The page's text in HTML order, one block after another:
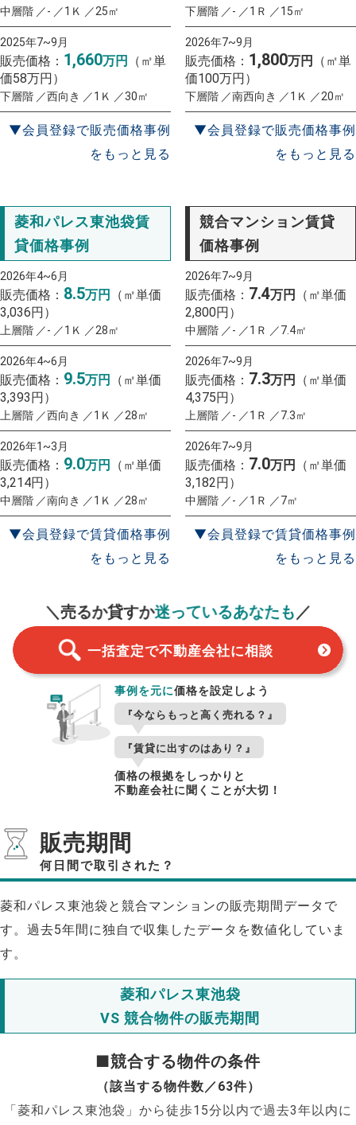
中層階 ／- ／1Ｋ ／25㎡
2025年7~9月
販売価格： 1,660万円
（㎡単
価58万円）
下層階 ／西向き ／1Ｋ ／30㎡
▼会員登録で販売価格事例
をもっと見る
下層階 ／- ／1Ｒ ／15㎡
2026年7~9月
販売価格： 1,800万円
（㎡単
価100万円）
下層階 ／南西向き ／1Ｋ ／20㎡
▼会員登録で販売価格事例
をもっと見る
菱和パレス東池袋賃
貸価格事例
2026年4~6月
販売価格： 8.5万円
（㎡単価
3,036円）
上層階 ／- ／1Ｋ ／28㎡
2026年4~6月
販売価格： 9.5万円
（㎡単価
3,393円）
上層階 ／西向き ／1Ｋ ／28㎡
2026年1~3月
販売価格： 9.0万円
（㎡単価
3,214円）
中層階 ／南向き ／1Ｋ ／28㎡
▼会員登録で賃貸価格事例
をもっと見る
競合マンション賃貸
価格事例
2026年7~9月
販売価格： 7.4万円
（㎡単価
2,800円）
中層階 ／- ／1Ｒ ／7.4㎡
2026年7~9月
販売価格： 7.3万円
（㎡単価
4,375円）
上層階 ／- ／1Ｒ ／7.3㎡
2026年7~9月
販売価格： 7.0万円
（㎡単価
3,182円）
中層階 ／- ／1Ｒ ／7㎡
▼会員登録で賃貸価格事例
をもっと見る
＼売るか貸すか迷っているあなたも／
一括査定で不動産会社に相談
事例を元に価格を設定しよう
『今ならもっと高く売れる？』
『賃貸に出すのはあり？』
価格の根拠をしっかりと
不動産会社に聞くことが大切！
販売期間
何日間で取引された？
菱和パレス東池袋と競合マンションの販売期間データで
す。過去5年間に独自で収集したデータを数値化していま
す。
菱和パレス東池袋
VS 競合物件の販売期間
■競合する物件の条件
（該当する物件数／63件）
「菱和パレス東池袋」から徒歩15分以内で過去3年以内に